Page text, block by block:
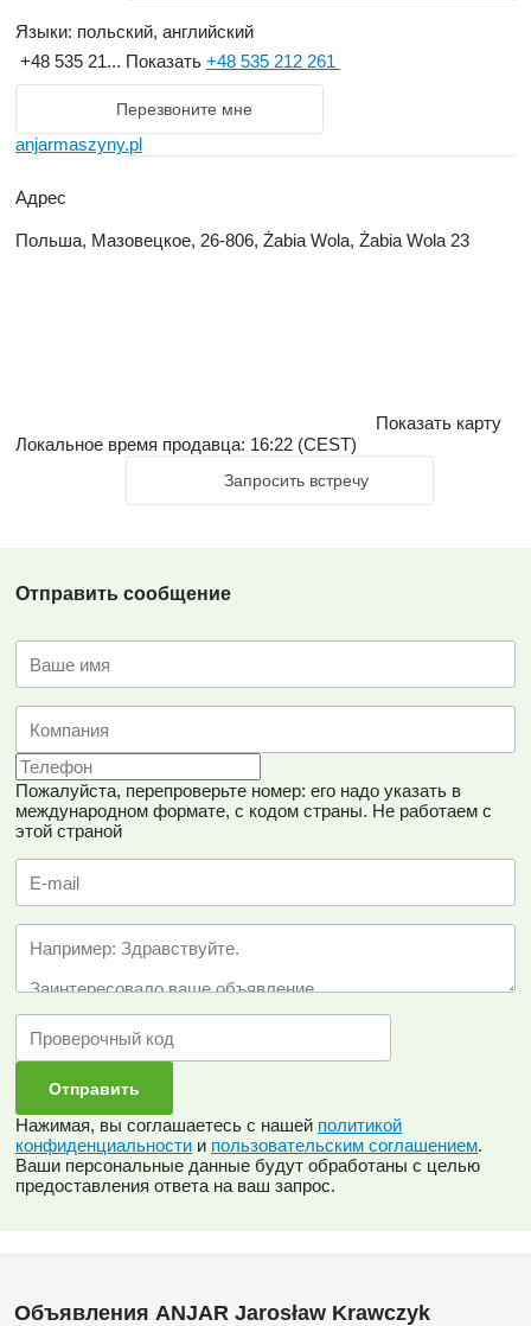
Языки: польский, английский
+48 535 21... Показать +48 535 212 261
Перезвоните мне
anjarmaszyny.pl
Адрес
Польша, Мазовецкое, 26-806, Żabia Wola, Żabia Wola 23
Показать карту
Локальное время продавца: 16:22 (CEST)
Запросить встречу
Отправить сообщение
Пожалуйста, перепроверьте номер: его надо указать в
международном формате, с кодом страны. Не работаем с
этой страной
Нажимая, вы соглашаетесь с нашей политикой
конфиденциальности и пользовательским соглашением.
Ваши персональные данные будут обработаны с целью
предоставления ответа на ваш запрос.
Объявления ANJAR Jarosław Krawczyk